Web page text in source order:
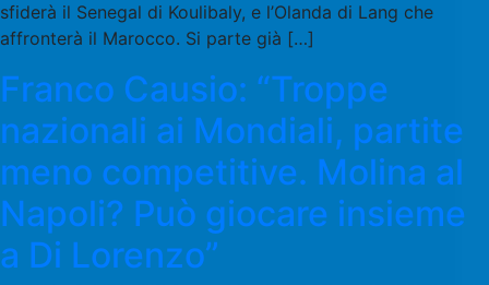
sfiderà il Senegal di Koulibaly, e l’Olanda di Lang che
affronterà il Marocco. Si parte già […]
Franco Causio: “Troppe
nazionali ai Mondiali, partite
meno competitive. Molina al
Napoli? Può giocare insieme
a Di Lorenzo”